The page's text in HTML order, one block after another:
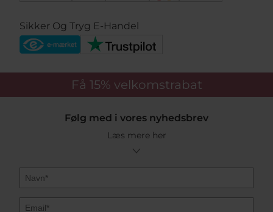
Sikker Og Tryg E-Handel
Få 15% velkomstrabat
Følg med i vores nyhedsbrev
Læs mere her